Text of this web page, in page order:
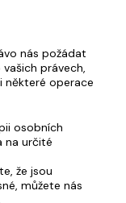
nás požádat
právech,
některé operace
osobních
na určité
že jsou
můžete nás